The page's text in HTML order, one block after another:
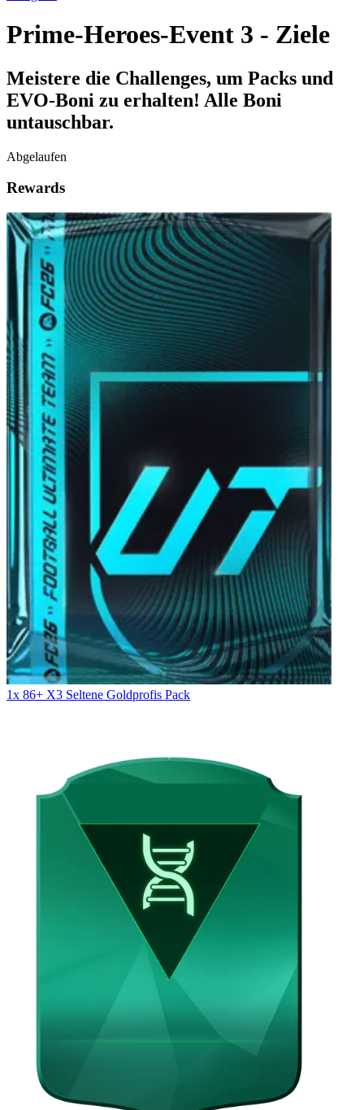
Prime-Heroes-Event 3 - Ziele
Meistere die Challenges, um Packs und
EVO-Boni zu erhalten! Alle Boni
untauschbar.
Abgelaufen
Rewards
1x 86+ X3 Seltene Goldprofis Pack